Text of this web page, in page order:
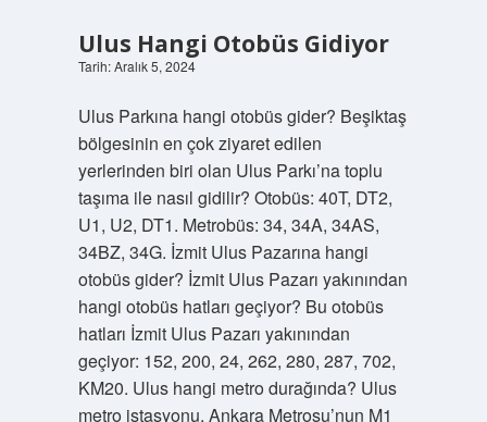
Ulus Hangi Otobüs Gidiyor
Tarih: Aralık 5, 2024
Ulus Parkına hangi otobüs gider? Beşiktaş
bölgesinin en çok ziyaret edilen
yerlerinden biri olan Ulus Parkı’na toplu
taşıma ile nasıl gidilir? Otobüs: 40T, DT2,
U1, U2, DT1. Metrobüs: 34, 34A, 34AS,
34BZ, 34G. İzmit Ulus Pazarına hangi
otobüs gider? İzmit Ulus Pazarı yakınından
hangi otobüs hatları geçiyor? Bu otobüs
hatları İzmit Ulus Pazarı yakınından
geçiyor: 152, 200, 24, 262, 280, 287, 702,
KM20. Ulus hangi metro durağında? Ulus
metro istasyonu, Ankara Metrosu’nun M1